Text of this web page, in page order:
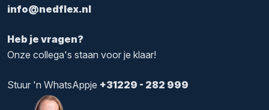
Heb je vragen?
Onze collega's staan voor je klaar!
info@nedflex.nl
Stuur 'n WhatsAppje +31229 - 282 999